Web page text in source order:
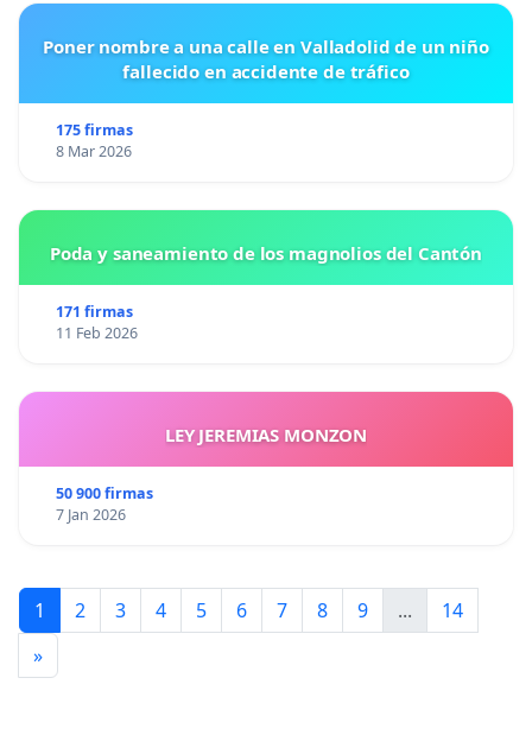
Poner nombre a una calle en Valladolid de un niño
fallecido en accidente de tráfico
175 firmas
8 Mar 2026
Poda y saneamiento de los magnolios del Cantón
171 firmas
11 Feb 2026
LEY JEREMIAS MONZON
50 900 firmas
7 Jan 2026
1 2 3 4 5 6 7 8 9 ...
14
»